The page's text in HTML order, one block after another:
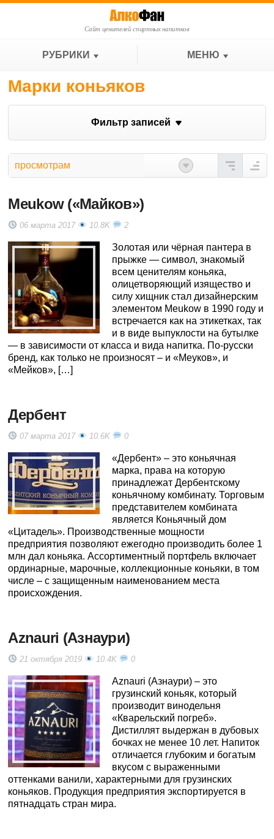
Сайт ценителей спиртных напитков
РУБРИКИ МЕНЮ
Марки коньяков
Фильтр записей
просмотрам
Meukow («Майков»)
06 марта 2017 10.8K 2
Золотая или чёрная пантера в
прыжке — символ, знакомый
всем ценителям коньяка,
олицетворяющий изящество и
силу хищник стал дизайнерским
элементом Meukow в 1990 году и
встречается как на этикетках, так
и в виде выпуклости на бутылке
— в зависимости от класса и вида напитка. По-русски
бренд, как только не произносят – и «Меуков», и
«Мейков», […]
Дербент
07 марта 2017 10.6K 0
«Дербент» – это коньячная
марка, права на которую
принадлежат Дербентскому
коньячному комбинату. Торговым
представителем комбината
является Коньячный дом
«Цитадель». Производственные мощности
предприятия позволяют ежегодно производить более 1
млн дал коньяка. Ассортиментный портфель включает
ординарные, марочные, коллекционные коньяки, в том
числе – с защищенным наименованием места
происхождения.
Aznauri (Азнаури)
21 октября 2019 10.4K 0
Aznauri (Азнаури) – это
грузинский коньяк, который
производит винодельня
«Кварельский погреб».
Дистиллят выдержан в дубовых
бочках не менее 10 лет. Напиток
отличается глубоким и богатым
вкусом с выраженными
оттенками ванили, характерными для грузинских
коньяков. Продукция предприятия экспортируется в
пятнадцать стран мира.